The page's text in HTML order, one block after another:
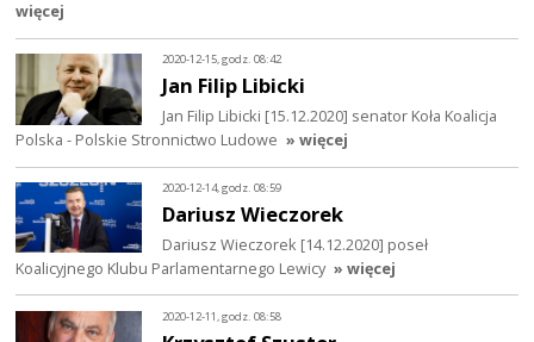
więcej
2020-12-15, godz. 08:42
Jan Filip Libicki
Jan Filip Libicki [15.12.2020] senator Koła Koalicja
Polska - Polskie Stronnictwo Ludowe » więcej
2020-12-14, godz. 08:59
Dariusz Wieczorek
Dariusz Wieczorek [14.12.2020] poseł
Koalicyjnego Klubu Parlamentarnego Lewicy » więcej
2020-12-11, godz. 08:58